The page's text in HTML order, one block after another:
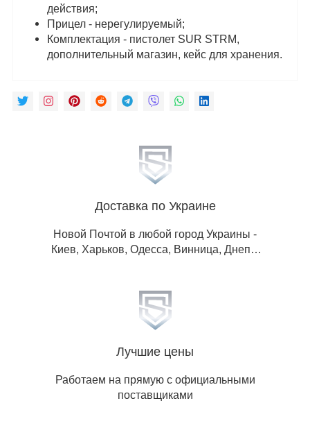
действия;
Прицел - нерегулируемый;
Комплектация - пистолет SUR STRM,
дополнительный магазин, кейс для хранения.
Доставка по Украине
Новой Почтой в любой город Украины -
Киев, Харьков, Одесса, Винница, Днепр,
Донецкая обл, Николаев, Полтава, Ровно,
Сумы, Тернополь, Ужгород, Херсон,
Хмельницкий, Черкассы, Чернигов,
Лучшие цены
Работаем на прямую с официальными
поставщиками